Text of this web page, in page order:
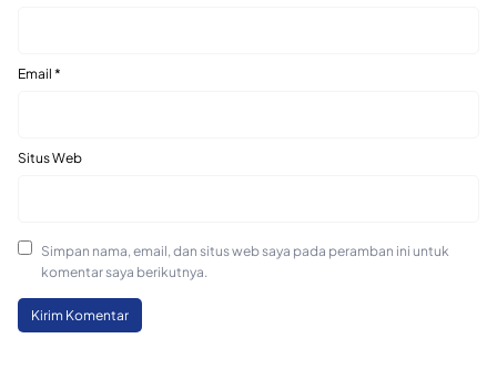
Email *
Situs Web
Simpan nama, email, dan situs web saya pada peramban ini untuk
komentar saya berikutnya.